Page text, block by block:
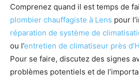
Comprenez quand il est temps de
plombier chauffagiste à Lens pour
réparation de système de
ou l’entretien de climatiseur près
Pour se faire, discutez des signes
problèmes potentiels et de